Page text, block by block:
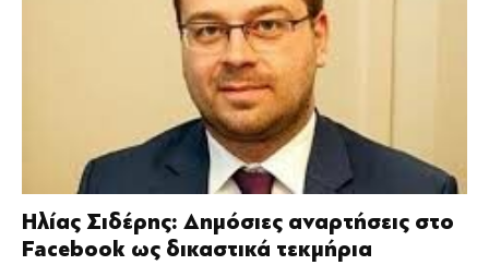
Ηλίας Σιδέρης: Δημόσιες αναρτήσεις στο
Facebook ως δικαστικά τεκμήρια